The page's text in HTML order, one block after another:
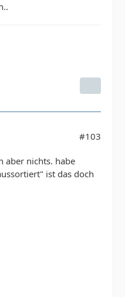
#103
aber nichts. habe
ist das doch